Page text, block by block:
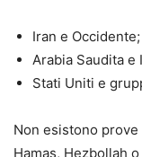
Iran e Occidente;
Arabia Saudita e
Stati Uniti e
Non esistono prove
Hamas, Hezbollah